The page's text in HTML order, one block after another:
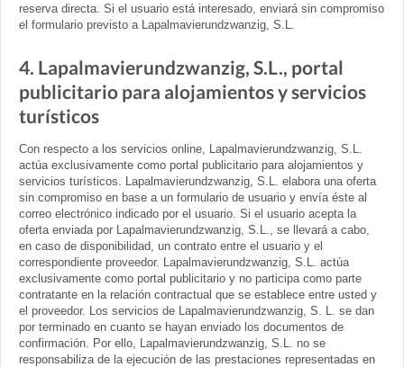
reserva directa. Si el usuario está interesado, enviará sin compromiso
el formulario previsto a Lapalmavierundzwanzig, S.L.
4. Lapalmavierundzwanzig, S.L., portal
publicitario para alojamientos y servicios
turísticos
Con respecto a los servicios online, Lapalmavierundzwanzig, S.L.
actúa exclusivamente como portal publicitario para alojamientos y
servicios turísticos. Lapalmavierundzwanzig, S.L. elabora una oferta
sin compromiso en base a un formulario de usuario y envía éste al
correo electrónico indicado por el usuario. Si el usuario acepta la
oferta enviada por Lapalmavierundzwanzig, S.L., se llevará a cabo,
en caso de disponibilidad, un contrato entre el usuario y el
correspondiente proveedor. Lapalmavierundzwanzig, S.L. actúa
exclusivamente como portal publicitario y no participa como parte
contratante en la relación contractual que se establece entre usted y
el proveedor. Los servicios de Lapalmavierundzwanzig, S. L. se dan
por terminado en cuanto se hayan enviado los documentos de
confirmación. Por ello, Lapalmavierundzwanzig, S.L. no se
responsabiliza de la ejecución de las prestaciones representadas en